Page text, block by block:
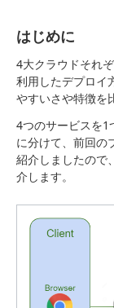
はじめに
4大クラウドそれ
利用したデプロイ
やすいさや特徴を
4つのサービスを1
に分けて、前回の
紹介しましたので
介します。